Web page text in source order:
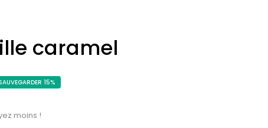
caramel
15%
moins !